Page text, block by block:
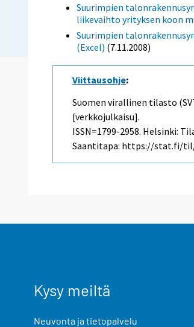
Suurimpien
liikevaihto yrityksen koon
Suurimpien
(Excel) (7.11.2008)
Viittausohje:
Suomen virallinen tilasto
[verkkojulkaisu].
ISSN=1799-2958. Helsinki:
Saantitapa: https://stat.fi/
Kysy meiltä
Neuvonta ja tietopalvelu